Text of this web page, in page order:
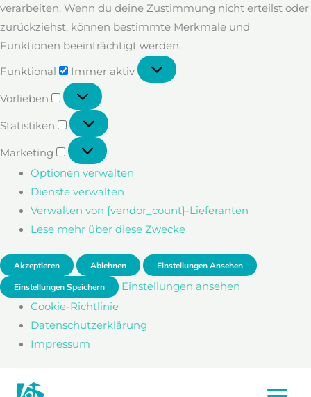
verarbeiten. Wenn du deine Zustimmung nicht erteilst oder
zurückziehst, können bestimmte Merkmale und
Funktionen beeinträchtigt werden.
Funktional Immer aktiv
Vorlieben
Vorlieben
Statistiken
Statistiken
Marketing
Marketing
Optionen verwalten
Dienste verwalten
Verwalten von {vendor_count}-Lieferanten
Lese mehr über diese Zwecke
Akzeptieren Ablehnen Einstellungen Ansehen
Einstellungen Speichern
Einstellungen ansehen
Cookie-Richtlinie
Datenschutzerklärung
Impressum